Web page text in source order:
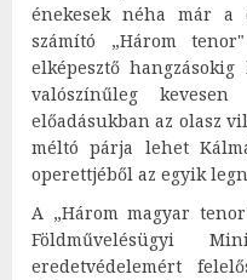
énekesek néha már a
számító „Három
elképesztő
valószínűleg
előadásukban az olasz
méltó párja lehet
operettjéből az egyik
A „Három magyar
Földművelésügyi
eredetvédelemért